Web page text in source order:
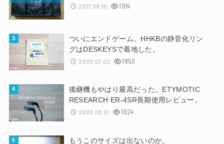
2017.09.10 1914
ついにエンドゲーム。HHKBの静音化リン
グはDESKEYSで着地した。
2020.07.02 1850
後継機もやはり最高だった。ETYMOTIC
RESEARCH ER-4SR長期使用レビュー。
2020.03.01 1624
もうこのサイズは出ないのか。